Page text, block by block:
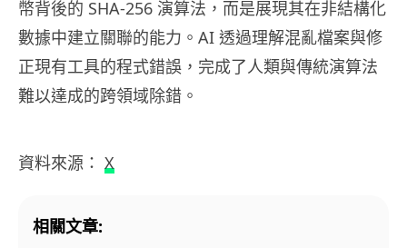
幣背後的 SHA-256 演算法，而是展現其在非結構化
數據中建立關聯的能力。AI 透過理解混亂檔案與修
正現有工具的程式錯誤，完成了人類與傳統演算法
難以達成的跨領域除錯。
資料來源： X
相關文章: